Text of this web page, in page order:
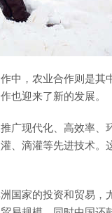
中，农业合作则是其
也迎来了新的发展。
广现代化、高效率、
、滴灌等先进技术。
国家的投资和贸易，